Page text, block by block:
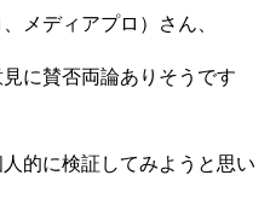
メディアプロ）さん、
に賛否両論ありそうです
的に検証してみようと思い